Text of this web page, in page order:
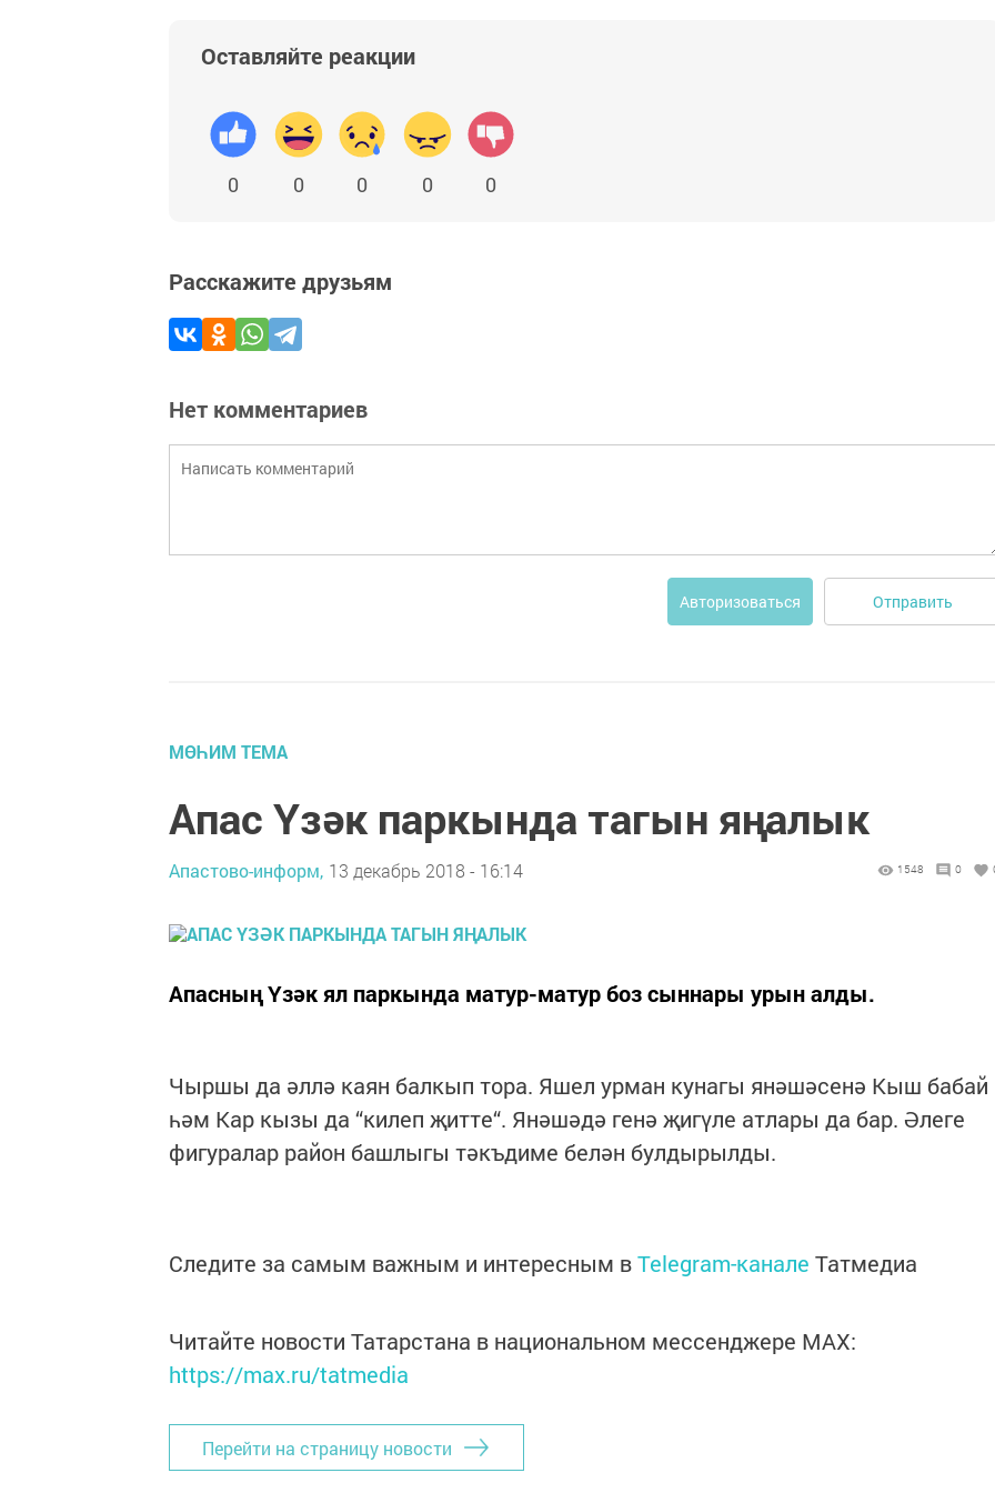
Оставляйте реакции
0 0 0 0 0
Расскажите друзьям
Нет комментариев
Авторизоваться Отправить
МӨҺИМ ТЕМА
Апас Үзәк паркында тагын яңалык
Апастово-информ, 13 декабрь 2018 - 16:14 1548 0
Апасның Үзәк ял паркында матур-матур боз сыннары урын алды.
Чыршы да әллә каян балкып тора. Яшел урман кунагы янәшәсенә Кыш бабай
һәм Кар кызы да “килеп җитте“. Янәшәдә генә җигүле атлары да бар. Әлеге
фигуралар район башлыгы тәкъдиме белән булдырылды.
Следите за самым важным и интересным вTelegram-канале Татмедиа
Читайте новости Татарстана в национальном мессенджере MАХ:
https://max.ru/tatmedia
Перейти на страницу новости